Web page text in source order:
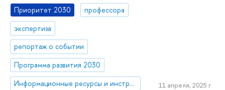
Приоритет 2030
профессора
экспертиза
репортаж о событии
Программа развития 2030
Информационные ресурсы и инструменты для управления климатическими рисками
11 апреля, 2025 г.